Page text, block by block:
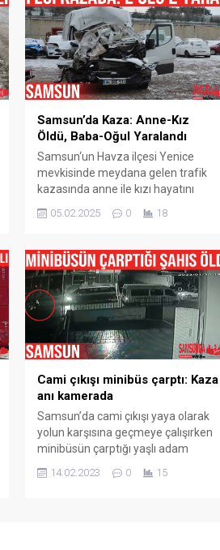
Samsun’da Kaza: Anne-Kız
Öldü, Baba-Oğul Yaralandı
Samsun‘un Havza ilçesi Yenice
mevkisinde meydana gelen trafik
kazasında anne ile kızı hayatını
Samsun‘da Havza ilçesine bağlı
saatlerinde yaşanan trafik
kazasında edinilen bilgilere göre
Zihni Genç (28) idaresindeki 34 DRE
514 plakalı panelvan araç minibüs
aynı istikamette seyreden Hüseyin
Ok isimli...
05.02.2025 0 18
Cami çıkışı minibüs çarptı: Kaza
anı kamerada
Samsun’da cami çıkışı yaya olarak
yolun karşısına geçmeye çalışırken
minibüsün çarptığı yaşlı adam
kaybetti. Samsun’un Havza ilçesinin
14.02.2023 0 15